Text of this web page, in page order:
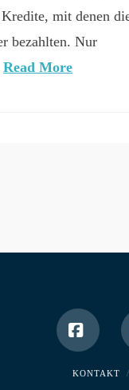
mit denen
bezahlten. Nur
Read More
KONTAKT